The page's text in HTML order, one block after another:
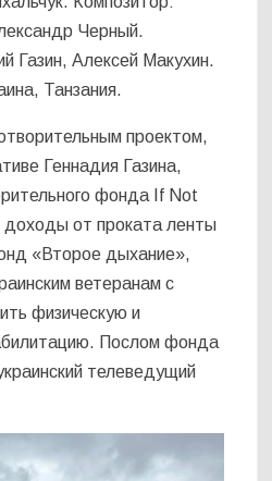
Черный.
Газин, Алексей Макухин.
Танзания.
проектом,
Геннадия Газина,
фонда If Not
доходы от проката ленты
«Второе дыхание»,
ветеранам с
физическую и
Послом фонда
телеведущий